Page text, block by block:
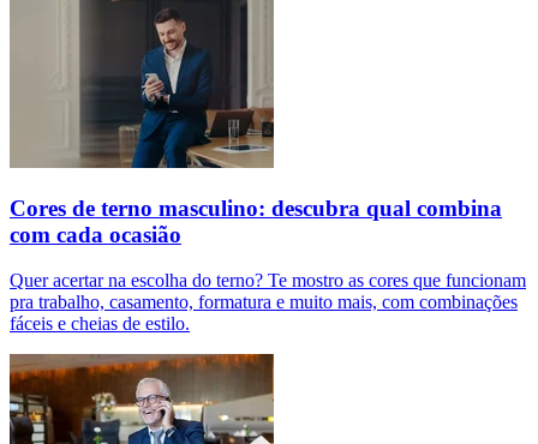
Cores de terno masculino: descubra qual combina
com cada ocasião
Quer acertar na escolha do terno? Te mostro as cores que funcionam
pra trabalho, casamento, formatura e muito mais, com combinações
fáceis e cheias de estilo.